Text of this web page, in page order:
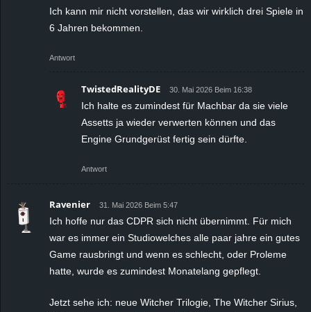
Ich kann mir nicht vorstellen, das wir wirklich drei Spiele in
6 Jahren bekommen.
Antwort
TwistedRealityDE 30. Mai 2026 Beim 16:38
Ich halte es zumindest für Machbar da sie viele
Assetts ja wieder verwerten können und das
Engine Grundgerüst fertig sein dürfte.
Antwort
Ravenier 31. Mai 2026 Beim 5:47
Ich hoffe nur das CDPR sich nicht übernimmt. Für mich
war es immer ein Studiowelches alle paar jahre ein gutes
Game rausbringt und wenn es schlecht, oder Proleme
hatte, wurde es zumindest Monatelang gepflegt.
Jetzt sehe ich: neue Witcher Trilogie, The Witcher Sirius,